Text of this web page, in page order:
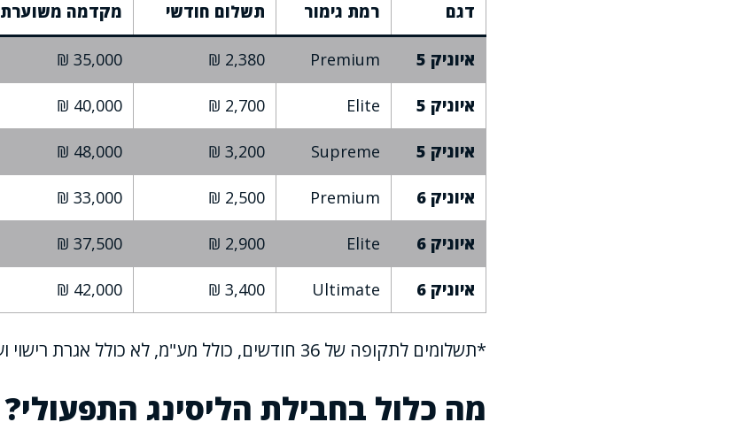
דגם רמת גימור תשלום חודשי מקדמה משוערת
איוניק 5 Premium
2,380 ₪
35,000 ₪
איוניק 5 Elite
2,700 ₪
40,000 ₪
איוניק 5 Supreme
3,200 ₪
48,000 ₪
איוניק 6 Premium
2,500 ₪
33,000 ₪
איוניק 6 Elite
2,900 ₪
37,500 ₪
איוניק 6 Ultimate
3,400 ₪
42,000 ₪
*תשלומים לתקופה של 36 חודשים, כולל מע"מ, לא כולל אגרת רישוי ועמלות הקמה
מה כלול בחבילת הליסינג התפעולי?